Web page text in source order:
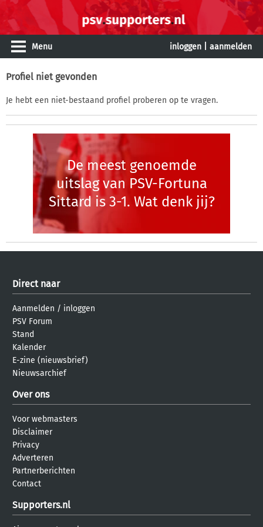
Menu inloggen aanmelden
Profiel niet gevonden
Je hebt een niet-bestaand profiel proberen op te vragen.
De meest genoemde
uitslag van PSV-Fortuna
Sittard is 3-1. Wat denk jij?
Direct naar
Aanmelden / inloggen
PSV Forum
Stand
Kalender
E-zine (nieuwsbrief)
Nieuwsarchief
Over ons
Voor webmasters
Disclaimer
Privacy
Adverteren
Partnerberichten
Contact
Supporters.nl